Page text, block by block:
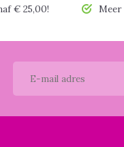
€ 25,00! Meer